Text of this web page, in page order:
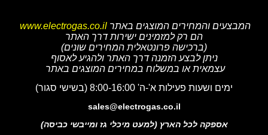
המבצעים והמחירים המוצגים באתר www.electrogas.co.il
הם רק למזמינים ישירות דרך האתר
(ברכישה פרונטאלית המחירים שונים)
ניתן לבצע הזמנה דרך האתר ולהגיע לאסוף
עצמאית או במשלוח במחירים המוצגים באתר
ימים ושעות פעילות א'-ה' 8:00-16:00 (בשישי סגור)
sales@electrogas.co.il
אספקה לכל הארץ (למעט מיכלי גז ומייבשי כביסה)